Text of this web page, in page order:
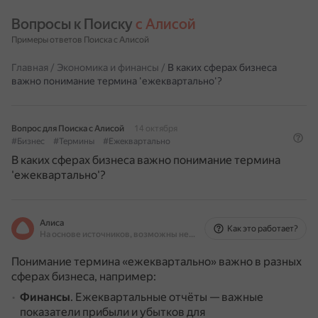
Вопросы к Поиску с Алисой
Примеры ответов Поиска с Алисой
Главная / Экономика и финансы / В каких сферах бизнеса
важно понимание термина 'ежеквартально'?
Вопрос для Поиска с Алисой
14 октября
#Бизнес
#Термины #Ежеквартально
В каких сферах бизнеса важно понимание термина
'ежеквартально'?
Алиса
На основе источников, возможны неточности
Как это работает?
Понимание термина «ежеквартально» важно в разных
сферах бизнеса, например:
Финансы. Ежеквартальные отчёты — важные
показатели прибыли и убытков для